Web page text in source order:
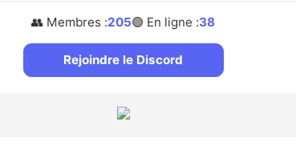
👥 Membres :205🟢 En ligne :38
Rejoindre le Discord